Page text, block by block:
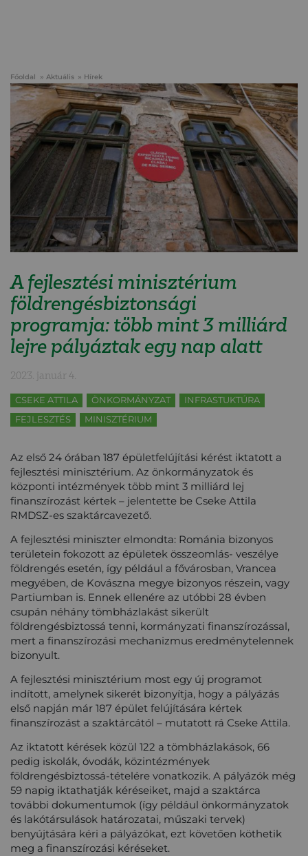
Főoldal Aktuális Hírek
A fejlesztési minisztérium
földrengésbiztonsági
programja: több mint 3 milliárd
lejre pályáztak egy nap alatt
2023. január 4.
CSEKE ATTILA ÖNKORMÁNYZAT
INFRASTUKTÚRA
FEJLESZTÉS
MINISZTÉRIUM
Az első 24 órában 187 épületfelújítási kérést iktatott a
fejlesztési minisztérium. Az önkormányzatok és
központi intézmények több mint 3 milliárd lej
finanszírozást kértek – jelentette be Cseke Attila
RMDSZ-es szaktárcavezető.
A fejlesztési miniszter elmondta: Románia bizonyos
területein fokozott az épületek összeomlás- veszélye
földrengés esetén, így például a fővárosban, Vrancea
megyében, de Kovászna megye bizonyos részein, vagy
Partiumban is. Ennek ellenére az utóbbi 28 évben
csupán néhány tömbházlakást sikerült
földrengésbiztossá tenni, kormányzati finanszírozással,
mert a finanszírozási mechanizmus eredménytelennek
bizonyult.
A fejlesztési minisztérium most egy új programot
indított, amelynek sikerét bizonyítja, hogy a pályázás
első napján már 187 épület felújítására kértek
finanszírozást a szaktárcától – mutatott rá Cseke Attila.
Az iktatott kérések közül 122 a tömbházlakások, 66
pedig iskolák, óvodák, közintézmények
földrengésbiztossá-tételére vonatkozik. A pályázók még
59 napig iktathatják kéréseiket, majd a szaktárca
további dokumentumok (így például önkormányzatok
és lakótársulások határozatai, műszaki tervek)
benyújtására kéri a pályázókat, ezt követően köthetik
meg a finanszírozási kéréseket.